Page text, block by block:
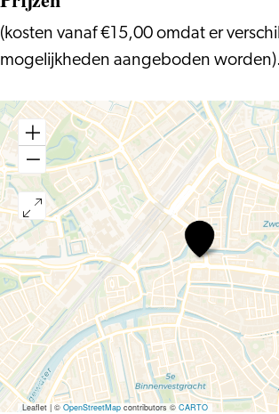
(kosten vanaf €15,00 omdat er
mogelijkheden aangeboden worden).
Pride
Leiden,
Gay
Classic
Car
Rally
Leaflet |© OpenStreetMapcontributors ©CARTO